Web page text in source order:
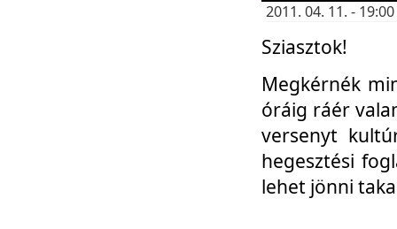
2011. 04. 11. -
Sziasztok!
Megkérnék
óráig ráér
versenyt
hegesztési
lehet jönni